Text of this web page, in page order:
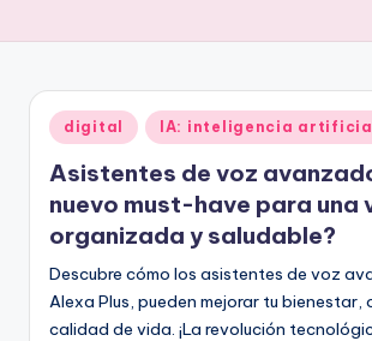
Publicado
en
digital IA: inteligencia artificial
Asistentes de voz
nuevo must-have para una
organizada y saludable?
Descubre cómo los asistentes de voz
Alexa Plus, pueden mejorar tu bienestar,
calidad de vida. ¡La revolución